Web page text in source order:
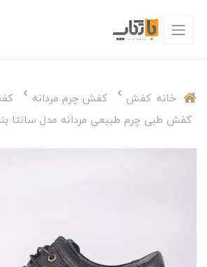
خانه کفش کفش چرم مردانه
کفش طبی چرم طبیعی مردانه مدل سانتا